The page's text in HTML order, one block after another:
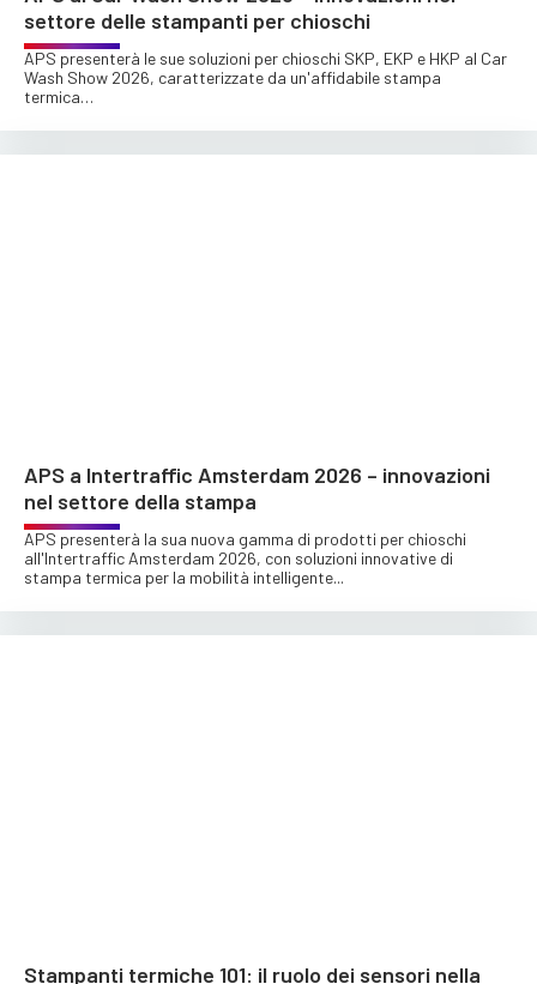
settore delle stampanti per chioschi
APS presenterà le sue soluzioni per chioschi SKP, EKP e HKP al Car
Wash Show 2026, caratterizzate da un'affidabile stampa
termica…
APS a Intertraffic Amsterdam 2026 – innovazioni
nel settore della stampa
APS presenterà la sua nuova gamma di prodotti per chioschi
all'Intertraffic Amsterdam 2026, con soluzioni innovative di
stampa termica per la mobilità intelligente...
Stampanti termiche 101: il ruolo dei sensori nella